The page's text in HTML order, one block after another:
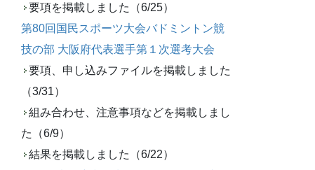
要項を掲載しました（6/25）
第80回国民スポーツ大会バドミントン競
技の部 大阪府代表選手第１次選考大会
要項、申し込みファイルを掲載しました
（3/31）
組み合わせ、注意事項などを掲載しまし
た（6/9）
結果を掲載しました（6/22）